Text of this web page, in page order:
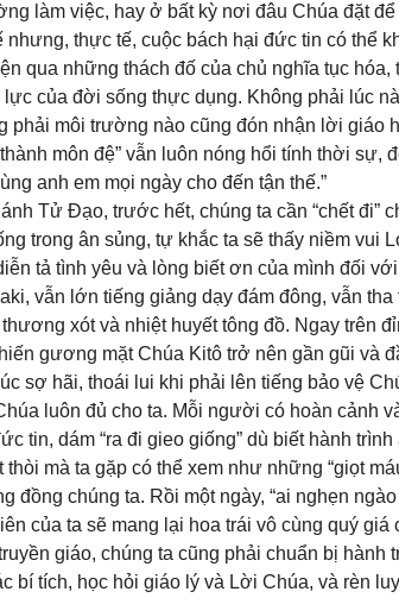
làm việc, hay ở bất kỳ nơi đâu Chúa đặt
nhưng, thực tế, cuộc bách hại đức tin có thể
qua những thách đố của chủ nghĩa tục
lực của đời sống thực dụng. Không phải lúc
phải môi trường nào cũng đón nhận lời giáo
môn đệ” vẫn luôn nóng hổi tính thời sự,
anh em mọi ngày cho đến tận thế.”
Tử Đạo, trước hết, chúng ta cần “chết đi”
trong ân sủng, tự khắc ta sẽ thấy niềm vui
tả tình yêu và lòng biết ơn của mình đối
vẫn lớn tiếng giảng dạy đám đông, vẫn
thương xót và nhiệt huyết tông đồ. Ngay trên
gương mặt Chúa Kitô trở nên gần gũi và
sợ hãi, thoái lui khi phải lên tiếng bảo vệ
luôn đủ cho ta. Mỗi người có hoàn cảnh
tin, dám “ra đi gieo giống” dù biết hành
thòi mà ta gặp có thể xem như những “giọt
đồng chúng ta. Rồi một ngày, “ai nghẹn
của ta sẽ mang lại hoa trái vô cùng quý
giáo, chúng ta cũng phải chuẩn bị hành
bí tích, học hỏi giáo lý và Lời Chúa, và rèn